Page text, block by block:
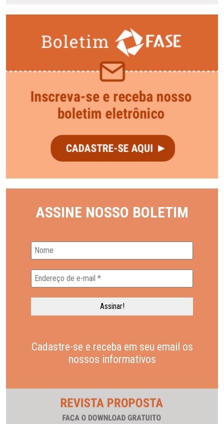
ASSINE NOSSO BOLETIM
Cadastre-se e receba em seu email os
nossos informativos